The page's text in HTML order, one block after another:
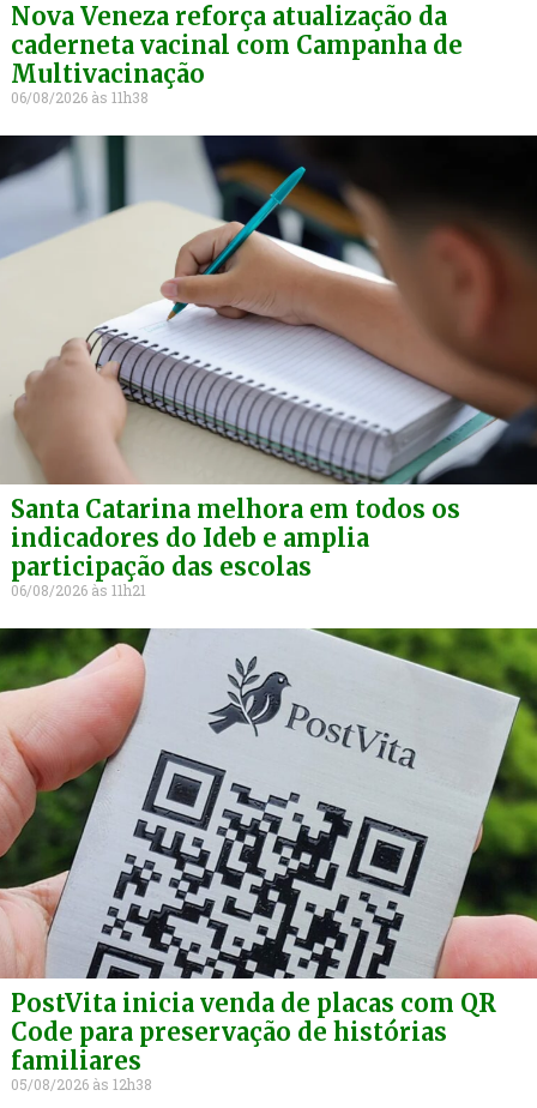
Nova Veneza reforça atualização da
caderneta vacinal com Campanha de
Multivacinação
06/08/2026 11h38
Santa Catarina melhora em todos os
indicadores do Ideb e amplia
participação das escolas
06/08/2026 11h21
PostVita inicia venda de placas com QR
Code para preservação de histórias
familiares
05/08/2026 12h38